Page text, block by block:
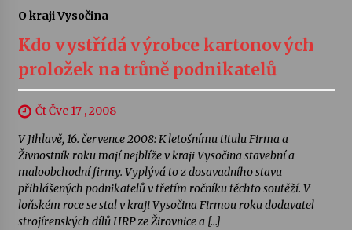
O kraji Vysočina
Kdo vystřídá výrobce kartonových
proložek na trůně podnikatelů
Čt Čvc 17 , 2008
V Jihlavě, 16. července 2008: K letošnímu titulu Firma a
Živnostník roku mají nejblíže v kraji Vysočina stavební a
maloobchodní firmy. Vyplývá to z dosavadního stavu
přihlášených podnikatelů v třetím ročníku těchto soutěží. V
loňském roce se stal v kraji Vysočina Firmou roku dodavatel
strojírenských dílů HRP ze Žirovnice a […]